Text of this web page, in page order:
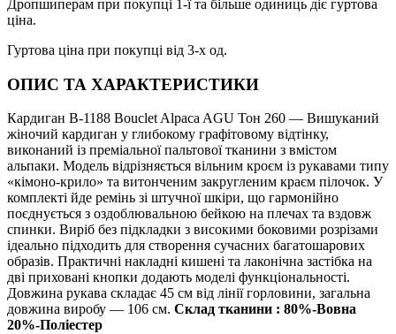
Дропшиперам при покупці 1-ї та більше одиниць діє гуртова
ціна.
Гуртова ціна при покупці від 3-х од.
ОПИС ТА ХАРАКТЕРИСТИКИ
Кардиган В-1188 Bouclet Alpaca AGU Тон 260 — Вишуканий
жіночий кардиган у глибокому графітовому відтінку,
виконаний із преміальної пальтової тканини з вмістом
альпаки. Модель відрізняється вільним кроєм із рукавами типу
«кімоно-крило» та витонченим закругленим краєм пілочок. У
комплекті йде ремінь зі штучної шкіри, що гармонійно
поєднується з оздоблювальною бейкою на плечах та вздовж
спинки. Виріб без підкладки з високими боковими розрізами
ідеально підходить для створення сучасних багатошарових
образів. Практичні накладні кишені та лаконічна застібка на
дві приховані кнопки додають моделі функціональності.
Довжина рукава складає 45 см від лінії горловини, загальна
довжина виробу — 106 см. Склад тканини : 80%-Вовна
20%-Поліестер